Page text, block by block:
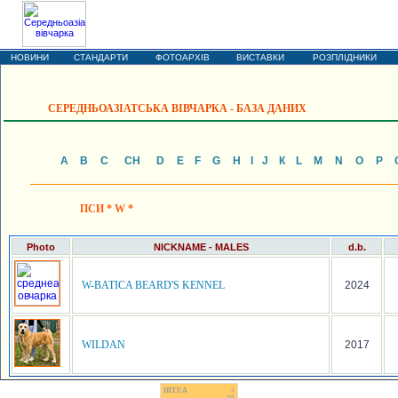
НОВИНИ СТАНДАРТИ ФОТОАРХІВ ВИСТАВКИ РОЗПЛІДНИКИ
СЕРЕДНЬОАЗІАТСЬКА ВІВЧАРКА - БАЗА ДАНИХ
А B C CH D E F G H J К L М N О P
ПСИ * W *
Photo NICKNAME - MALES d.b.
W-BATICA BEARD'S KENNEL 2024
WILDAN 2017
HIT.UA
2